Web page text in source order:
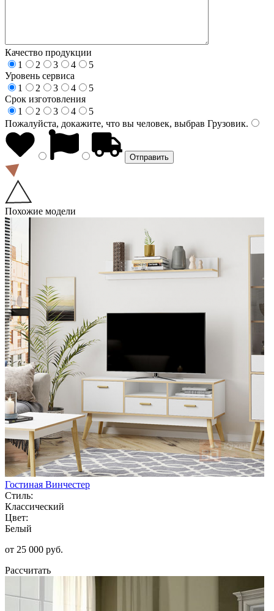
Качество продукции
1
2 3 4
5
Уровень сервиса
1
2 3 4
5
Срок изготовления
1
2 3 4
5
Пожалуйста, докажите, что вы человек, выбрав Грузовик.
Похожие модели
Гостиная Винчестер
Стиль:
Классический
Цвет:
Белый
от 25 000 руб.
Рассчитать